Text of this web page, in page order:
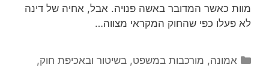
מוות כאשר המדובר באשה פנויה. אבל, אחיה של דינה
לא פעלו כפי שהחוק המקראי מצווה…
קטגוריות
אמונה, מורכבות במשפט, בשיטור ובאכיפת חוק,